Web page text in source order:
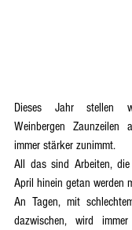
Dieses Jahr stellen
Weinbergen Zaunzeilen
immer stärker zunimmt.
All das sind Arbeiten,
April hinein getan werden
An Tagen, mit
dazwischen, wird